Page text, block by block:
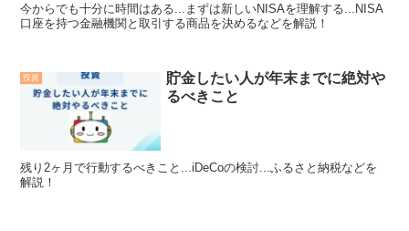
今からでも十分に時間はある...まずは新しいNISAを理解する...NISA
口座を持つ金融機関と取引する商品を決めるなどを解説！
投資
貯金したい人が年末までに絶対や
るべきこと
残り2ヶ月で行動するべきこと...iDeCoの検討...ふるさと納税などを
解説！